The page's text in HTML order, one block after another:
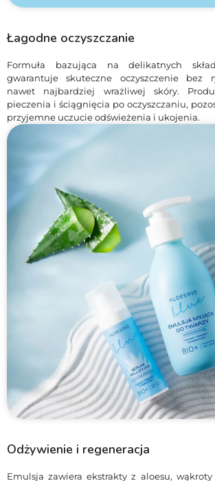
Łagodne oczyszczanie
Formuła bazująca na delikatnych
gwarantuje skuteczne oczyszczenie bez
nawet najbardziej wrażliwej skóry.
pieczenia i ściągnięcia po oczyszczaniu,
przyjemne uczucie odświeżenia i ukojenia.
Odżywienie i regeneracja
Emulsja zawiera ekstrakty z aloesu,